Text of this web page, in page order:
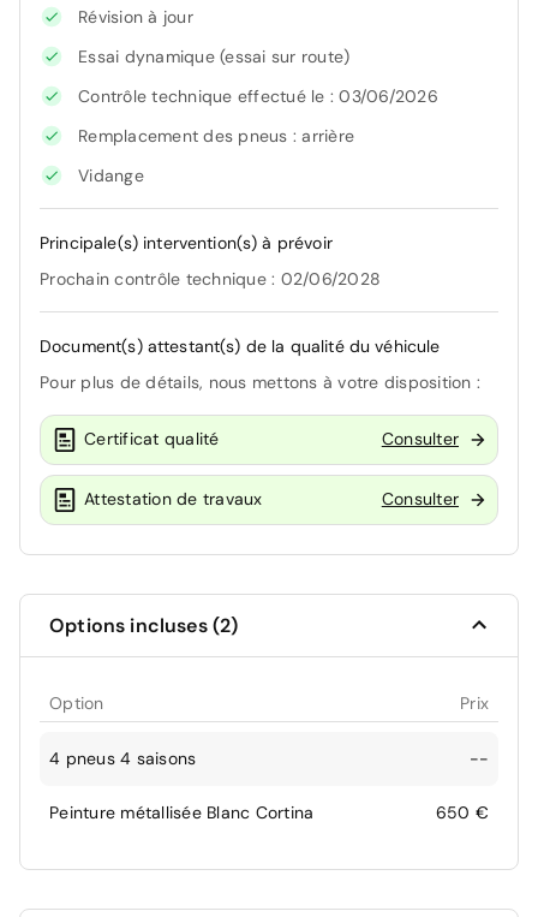
Révision à jour
Essai dynamique (essai sur route)
Contrôle technique effectué le : 03/06/2026
Remplacement des pneus : arrière
Vidange
Principale(s) intervention(s) à prévoir
Prochain contrôle technique : 02/06/2028
Document(s) attestant(s) de la qualité du véhicule
Pour plus de détails, nous mettons à votre disposition :
Certificat qualité Consulter
Attestation de travaux Consulter
Options incluses (2)
Option Prix
4 pneus 4 saisons --
Peinture métallisée Blanc Cortina 650 €